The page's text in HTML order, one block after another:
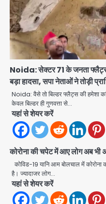
Noida: सेक्टर 71 के जनता फ्लैट्स
बड़ा हादसा, सपा नेताओं ने तोड़ी
Noida: वैसे तो बिल्डर फ्लैट्स की हमेशा
केवल बिल्डर ही गुणवत्ता से…
यहां से शेयर करें
कोरोना की चपेट में आए लोग अब
कोविड-19 यानि आम बोलचाल में
है। ज्यादाजर लोग…
यहां से शेयर करें
2 Team JHJ